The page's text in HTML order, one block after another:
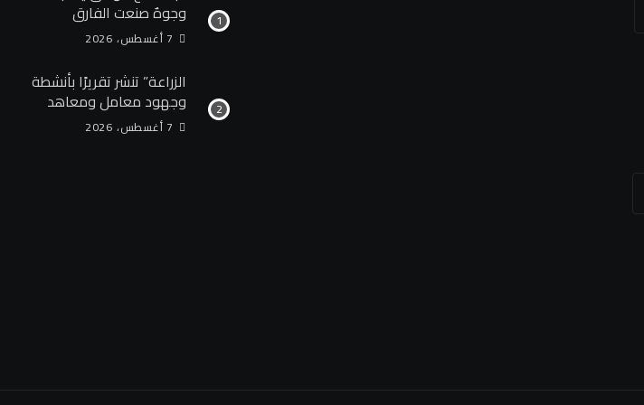
وجوهٌ صنعت الفارق
7 أغسطس، 2026
الزراعة” تنشر تقريرًا بأنشطة
وجهود معامل ومعاهد
“البحوث الزراعية” خلال
الأسبوع الأول من أغسطس
7 أغسطس، 2026